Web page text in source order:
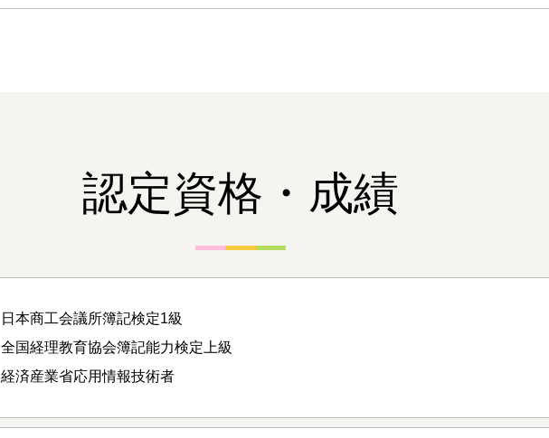
認定資格・成績
日本商工会議所簿記検定1級
全国経理教育協会簿記能力検定上級
経済産業省応用情報技術者